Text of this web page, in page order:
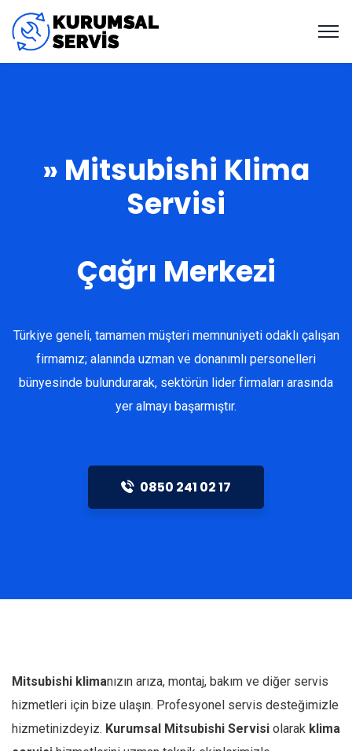
» Mitsubishi Klima
Servisi
Çağrı Merkezi
Türkiye geneli, tamamen müşteri memnuniyeti odaklı çalışan
firmamız; alanında uzman ve donanımlı personelleri
bünyesinde bulundurarak, sektörün lider firmaları arasında
yer almayı başarmıştır.
0850 241 02 17
Mitsubishi klimanızın arıza, montaj, bakım ve diğer servis
hizmetleri için bize ulaşın. Profesyonel servis desteğimizle
hizmetinizdeyiz. Kurumsal Mitsubishi Servisi olarak klima